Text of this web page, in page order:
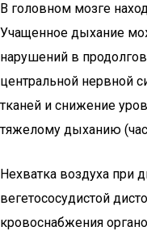
В головном мозге
Учащенное дыхание
нарушений в
центральной нервной
тканей и снижение
тяжелому дыханию
Нехватка воздуха при
вегетососудистой
кровоснабжения